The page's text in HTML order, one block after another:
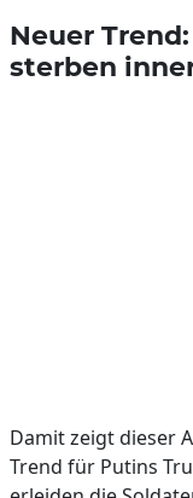
Neuer
sterben
Damit zeigt dieser
Trend für Putins